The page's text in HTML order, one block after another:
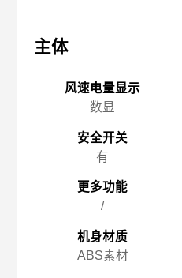
主体
风速电量显示
数显
安全开关
有
更多功能
/
机身材质
ABS素材